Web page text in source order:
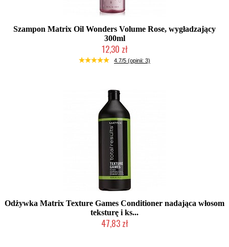
Szampon Matrix Oil Wonders Volume Rose, wygładzający
300ml
12,30 zł
Produkt wycofany
4.7/5 (opinii: 3)
Odżywka Matrix Texture Games Conditioner nadająca włosom
teksturę i ks...
47,83 zł